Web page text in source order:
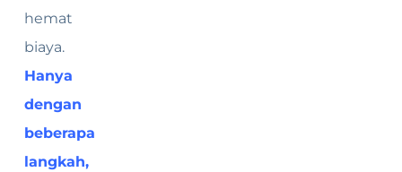
hemat
biaya.
Hanya
dengan
beberapa
langkah,